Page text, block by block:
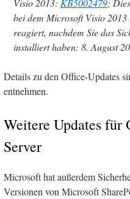
Visio 2013: KB5002479;
bei dem Microsoft Visio
reagiert, nachdem Sie das
installiert haben: 8. August
Details zu den Office-Updates
entnehmen.
Weitere Updates für
Server
Microsoft hat außerdem
Versionen von Microsoft